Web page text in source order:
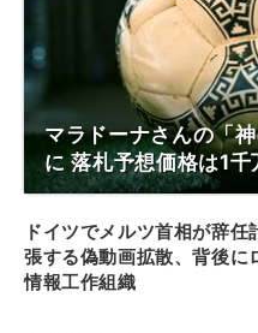
マラドーナさんの「
に 落札予想価格は1千
ドイツでメルツ首相が辞任
張する偽動画拡散、背後に
情報工作組織